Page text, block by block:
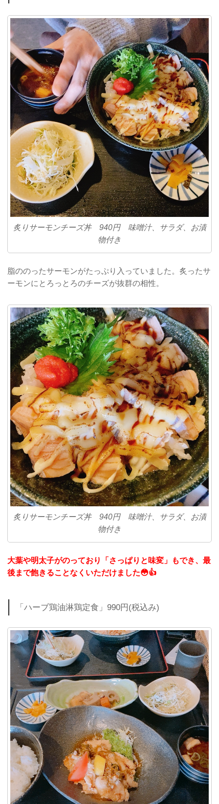
炙りサーモンチーズ丼 940円 味噌汁、サラダ、お漬
物付き
脂ののったサーモンがたっぷり入っていました。炙ったサ
ーモンにとろっとろのチーズが抜群の相性。
炙りサーモンチーズ丼 940円 味噌汁、サラダ、お漬
物付き
大葉や明太子がのっており「さっぱりと味変」もでき、最
後まで飽きることなくいただけました😳👍
「ハーブ鶏油淋鶏定食」990円(税込み)